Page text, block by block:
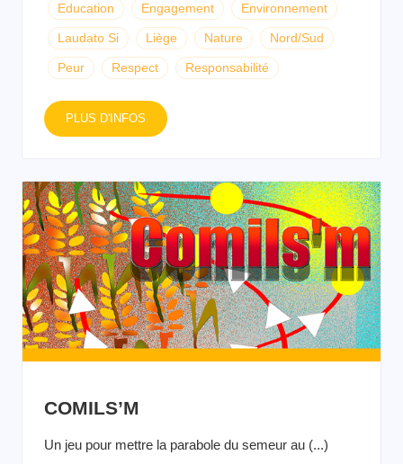
Education Engagement Environnement
Laudato Si Liège Nature Nord/Sud
Peur Respect Responsabilité
PLUS D'INFOS
COMILS’M
Un jeu pour mettre la parabole du semeur au (...)